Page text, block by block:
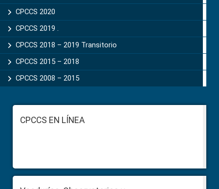
CPCCS 2020
CPCCS 2019 .
CPCCS 2018 – 2019 Transitorio
CPCCS 2015 – 2018
CPCCS 2008 – 2015
FooterCPCCS EN LÍNEA